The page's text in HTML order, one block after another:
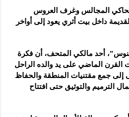
المجالس وغرف العروس
داخل بيت أثري يعود إلى أواخر
أحد مالكي المتحف، أن فكرة
القرن الماضي على يد والده الراحل
جمع مقتنيات المنطقة والحفاظ
الترميم والتوثيق حتى افتتاح